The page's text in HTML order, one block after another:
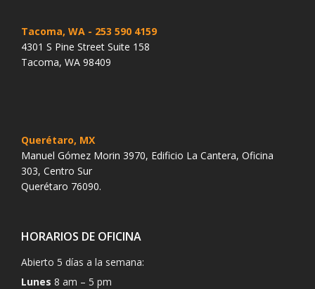
Tacoma, WA - 253 590 4159
4301 S Pine Street Suite 158
Tacoma, WA 98409
Querétaro, MX
Manuel Gómez Morin 3970, Edificio La Cantera, Oficina
303, Centro Sur
Querétaro 76090.
HORARIOS DE OFICINA
Abierto 5 días a la semana:
Lunes 8 am – 5 pm